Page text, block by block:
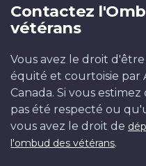
Contactez
vétérans
Vous avez le droit
équité et courtoisie par
Canada. Si vous
pas été respecté ou
vous avez le droit de
l'ombud des vétérans.